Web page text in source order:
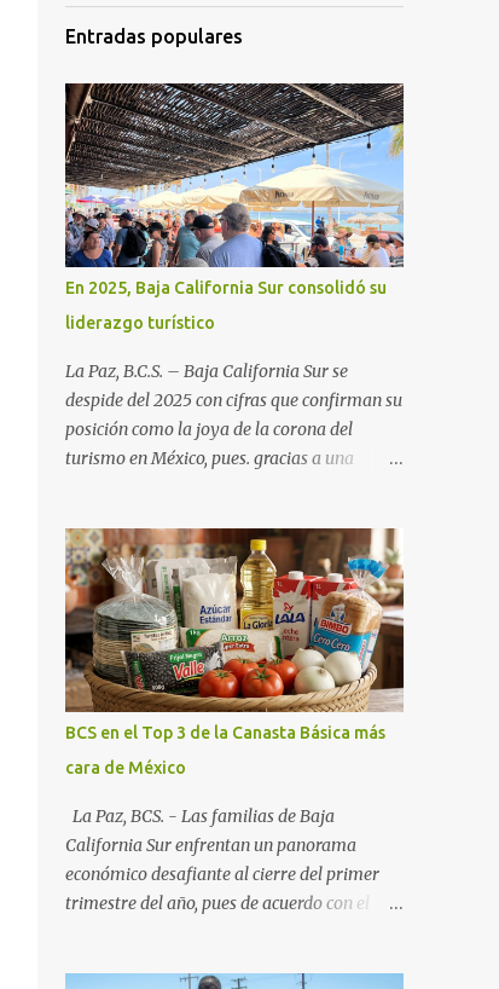
Entradas populares
En 2025, Baja California Sur consolidó su
liderazgo turístico
La Paz, B.C.S. – Baja California Sur se
despide del 2025 con cifras que confirman su
posición como la joya de la corona del
turismo en México, pues. gracias a una
fideicomisos de promoción, la entidad
proyecta un cierre de año marcado por una
ocupación hotelera robusta, una
conectividad aérea en ascenso y una
derrama económica sin precedentes. Las
proyecciones para este periodo vacacional
son optimistas, con un promedio estatal que
supera el 70% . Sin embargo, la sorpresa del
año la ha dado el norte del estado. Comondú
encabeza las expectativas con un
impresionante 89% de ocupación,
impulsado por el interés creciente en el
turismo de naturaleza. Le siguen destinos
Nuevo). La Paz: 66%. Loreto: 58%. Mulegé:
BCS en el Top 3 de la Canasta Básica más
cara de México
La Paz, BCS. - Las familias de Baja
California Sur enfrentan un panorama
económico desafiante al cierre del primer
trimestre del año, pues de acuerdo con el